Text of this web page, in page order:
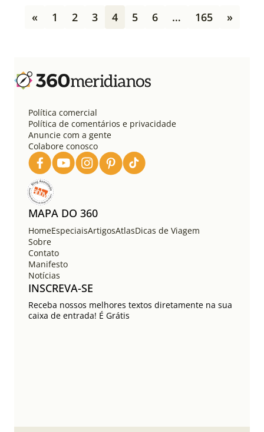
a
ç
« 1 2 3 4 5 6 … 165 »
Política comercial
Política de comentários e privacidade
Anuncie com a gente
Colabore conosco
MAPA DO 360
HomeEspeciaisArtigosAtlasDicas de Viagem
Sobre
Contato
Manifesto
Notícias
INSCREVA-SE
Receba nossos melhores textos diretamente na sua
caixa de entrada! É Grátis